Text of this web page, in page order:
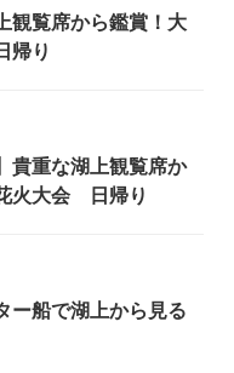
観覧席から鑑賞！大
帰り
貴重な湖上観覧席か
火大会 日帰り
ー船で湖上から見る